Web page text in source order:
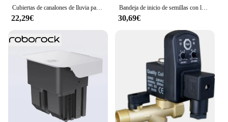
Cubiertas de canalones de lluvia para coche, ranura de drenaje de limpiaparabrisas modificada, agujero de drenaje de capó de reacondicionamiento, bloqueo de residuos antihojas, elfo inteligente #3
22,29€
Bandeja de inicio de semillas con luz de cultivo, Kit de Inicio de semillas con temporizador inteligente de 120 celdas, orificios de drenaje ajustables
30,69€